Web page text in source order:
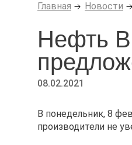
Главная Новости
Нефть
08.02.2021
В понедельник, 8
производители не